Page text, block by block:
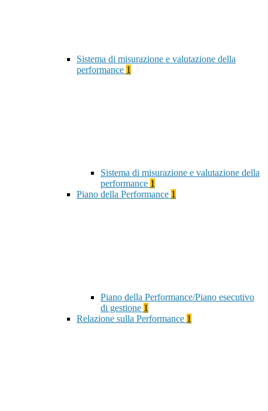
Sistema di misurazione e valutazione della
performance 1
Sistema di misurazione e valutazione della
performance 1
Piano della Performance 1
Piano della Performance/Piano esecutivo
di gestione 1
Relazione sulla Performance 1